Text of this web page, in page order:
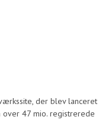
der blev lanceret
47 mio. registrerede